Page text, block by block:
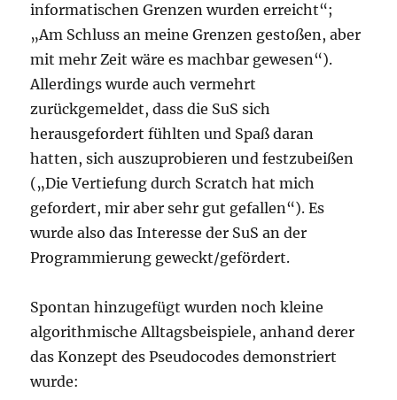
informatischen Grenzen wurden erreicht“;
„Am Schluss an meine Grenzen gestoßen, aber
mit mehr Zeit wäre es machbar gewesen“).
Allerdings wurde auch vermehrt
zurückgemeldet, dass die SuS sich
herausgefordert fühlten und Spaß daran
hatten, sich auszuprobieren und festzubeißen
(„Die Vertiefung durch Scratch hat mich
gefordert, mir aber sehr gut gefallen“). Es
wurde also das Interesse der SuS an der
Programmierung geweckt/gefördert.
Spontan hinzugefügt wurden noch kleine
algorithmische Alltagsbeispiele, anhand derer
das Konzept des Pseudocodes demonstriert
wurde: